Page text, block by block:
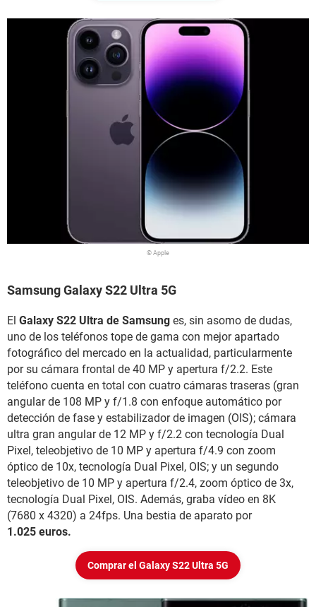
© Apple
Samsung Galaxy S22 Ultra 5G
El Galaxy S22 Ultra de Samsung es, sin asomo de dudas,
uno de los teléfonos tope de gama con mejor apartado
fotográfico del mercado en la actualidad, particularmente
por su cámara frontal de 40 MP y apertura f/2.2. Este
teléfono cuenta en total con cuatro cámaras traseras (gran
angular de 108 MP y f/1.8 con enfoque automático por
detección de fase y estabilizador de imagen (OIS); cámara
ultra gran angular de 12 MP y f/2.2 con tecnología Dual
Pixel, teleobjetivo de 10 MP y apertura f/4.9 con zoom
óptico de 10x, tecnología Dual Pixel, OIS; y un segundo
teleobjetivo de 10 MP y apertura f/2.4, zoom óptico de 3x,
tecnología Dual Pixel, OIS. Además, graba vídeo en 8K
(7680 x 4320) a 24fps. Una bestia de aparato por
1.025 euros.
Comprar el Galaxy S22 Ultra 5G